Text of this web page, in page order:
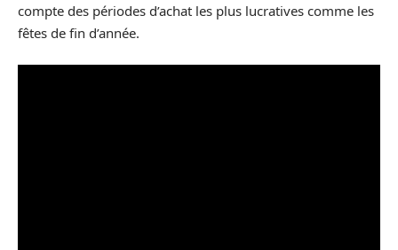
compte des périodes d’achat les plus lucratives comme les
fêtes de fin d’année.